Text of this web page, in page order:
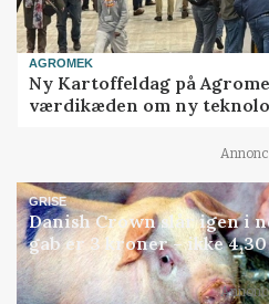
AGROMEK
Ny Kartoffeldag på
værdikæden om ny
GRISE
Danish Crown slår igen i
gab er 3 kroner – ikke 4,30